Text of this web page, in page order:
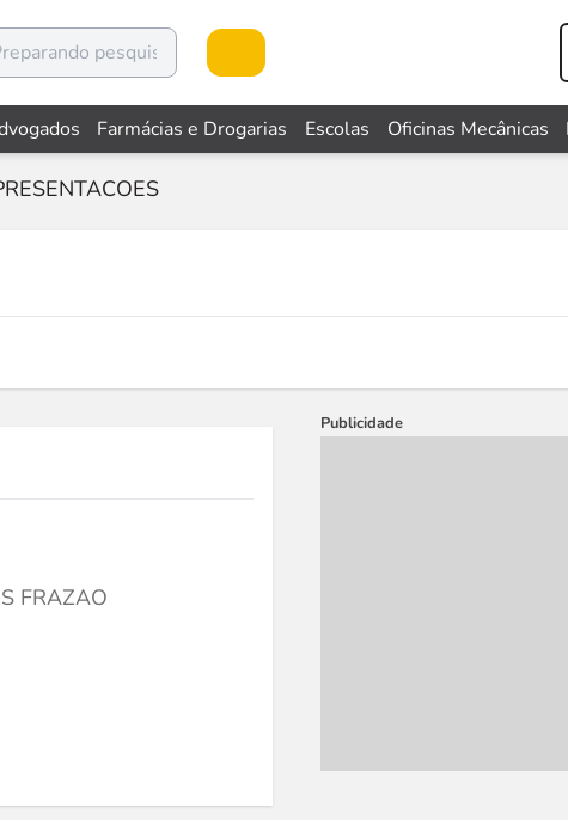
Farmácias e Drogarias Escolas Oficinas Mecânicas
FRAZAO
Publicidade